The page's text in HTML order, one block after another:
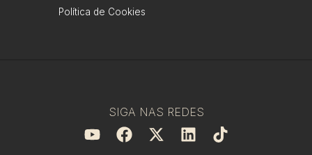
Política de Cookies
SIGA NAS REDES